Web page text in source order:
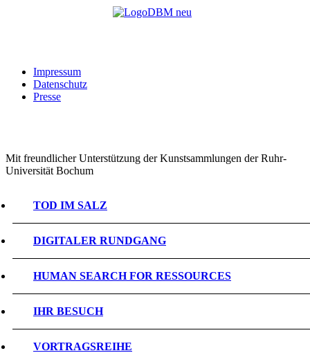
Impressum
Datenschutz
Presse
Mit freundlicher Unterstützung der Kunstsammlungen der Ruhr-
Universität Bochum
TOD IM SALZ
DIGITALER RUNDGANG
HUMAN SEARCH FOR RESSOURCES
IHR BESUCH
VORTRAGSREIHE